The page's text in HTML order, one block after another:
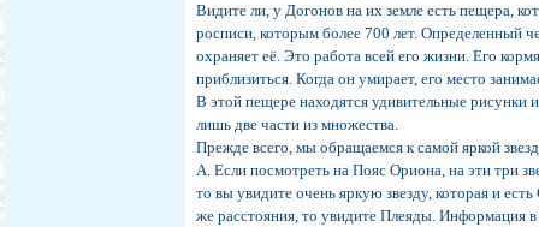
Видите ли, у Догонов на их земле есть пещера,
росписи, которым более 700 лет. Определенный
охраняет её. Это работа всей его жизни. Его
приблизиться. Когда он умирает, его место
В этой пещере находятся удивительные
лишь две части из множества.
Прежде всего, мы обращаемся к самой яркой
А. Если посмотреть на Пояс Ориона, на эти три
то вы увидите очень яркую звезду, которая и
же расстояния, то увидите Плеяды. Информация